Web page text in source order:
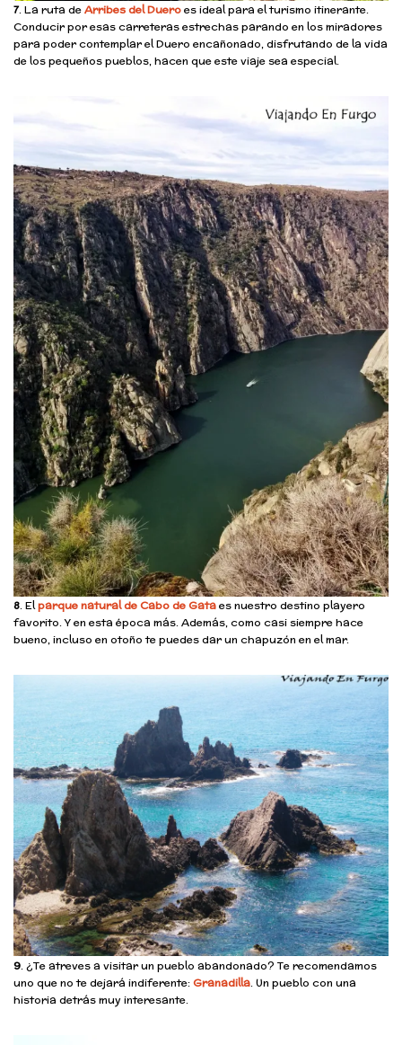
7. La ruta deArribes del Dueroes ideal para el turismo itinerante.
Conducir por esas carreteras estrechas parando en los miradores
para poder contemplar el Duero encañonado, disfrutando de la vida
de los pequeños pueblos, hacen que este viaje sea especial.
8. Elparque natural de Cabo de Gataes nuestro destino playero
favorito. Y en esta época más. Además, como casi siempre hace
bueno, incluso en otoño te puedes dar un chapuzón en el mar.
9. ¿Te atreves a visitar un pueblo abandonado? Te recomendamos
uno que no te dejará indiferente:Granadilla. Un pueblo con una
historia detrás muy interesante.